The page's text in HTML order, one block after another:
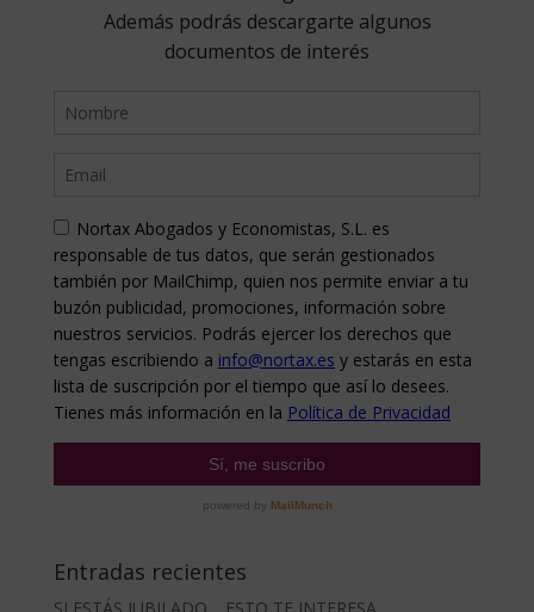
Entradas recientes